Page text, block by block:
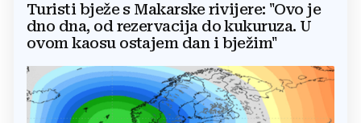
Turisti bježe s Makarske rivijere: "Ovo je
dno dna, od rezervacija do kukuruza. U
ovom kaosu ostajem dan i bježim"